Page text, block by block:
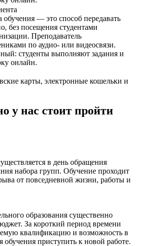
— это способ передавать
без посещения студентами
Преподаватель
по аудио- или видеосвязи.
студенты выполняют задания и
онлайн.
карты, электронные кошельки и
у нас стоит пройти
в день обращения
набора групп. Обучение проходит
от повседневной жизни, работы и
образования существенно
За короткий период времени
квалификацию и возможность в
обучения приступить к новой работе.